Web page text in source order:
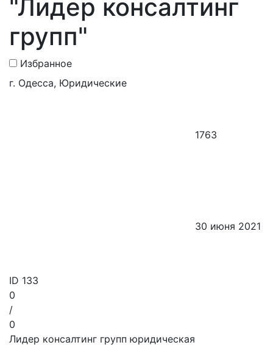
"Лидер консалтинг
групп"
Избранное
г. Одесса, Юридические
1763
30 июня 2021
ID 133
0
/
0
Лидер консалтинг групп юридическая